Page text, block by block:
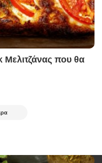
Μελιτζάνας που θα